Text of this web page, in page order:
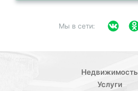
Мы в сети:
Недвижимость
Услуги